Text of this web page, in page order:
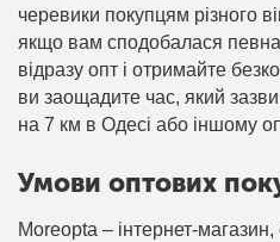
черевики покупцям різного
якщо вам сподобалася
відразу опт і отримайте
ви заощадите час, який
на 7 км в Одесі або іншому
Умови оптових
Moreopta – інтернет-